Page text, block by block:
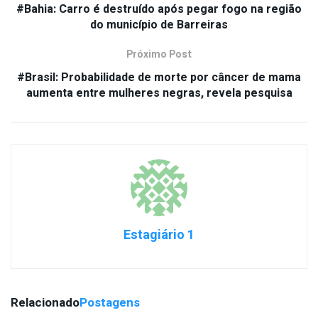
#Bahia: Carro é destruído após pegar fogo na região
do município de Barreiras
Próximo Post
#Brasil: Probabilidade de morte por câncer de mama
aumenta entre mulheres negras, revela pesquisa
Estagiário 1
RelacionadoPostagens